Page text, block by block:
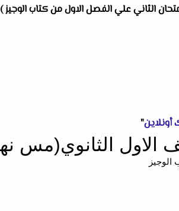
الثاني علي الفصل الاول من كتاب الوجيز )
أونلاين"